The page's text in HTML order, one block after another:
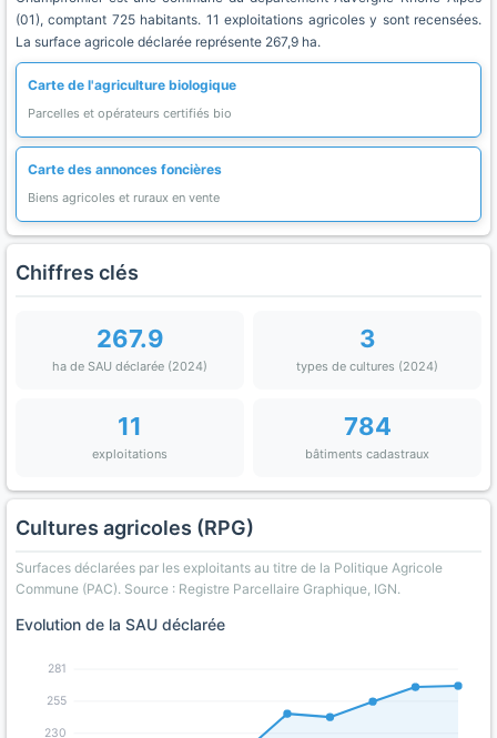
(01), comptant 725 habitants. 11 exploitations agricoles y sont recensées.
La surface agricole déclarée représente 267,9 ha.
Carte de l'agriculture biologique
Parcelles et opérateurs certifiés bio
Carte des annonces foncières
Biens agricoles et ruraux en vente
Chiffres clés
267.9
ha de SAU déclarée (2024)
3
types de cultures (2024)
11
exploitations
784
bâtiments cadastraux
Cultures agricoles (RPG)
Surfaces déclarées par les exploitants au titre de la Politique Agricole
Commune (PAC). Source : Registre Parcellaire Graphique, IGN.
Evolution de la SAU déclarée
230
255
281